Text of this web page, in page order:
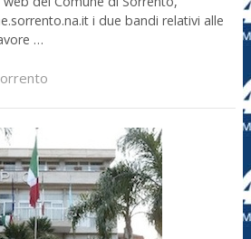
i due bandi relativi alle
…